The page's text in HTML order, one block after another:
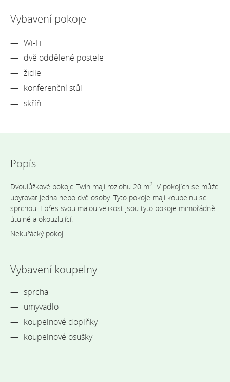
Vybavení pokoje
Wi-Fi
dvě oddělené postele
židle
konferenční stůl
skříň
Popís
Dvoulůžkové pokoje Twin mají rozlohu 20 m2 . V pokojích se může
ubytovat jedna nebo dvě osoby. Tyto pokoje mají koupelnu se
sprchou. I přes svou malou velikost jsou tyto pokoje mimořádně
útulné a okouzlující.
Nekuřácký pokoj.
Vybavení koupelny
sprcha
umyvadlo
koupelnové doplňky
koupelnové osušky